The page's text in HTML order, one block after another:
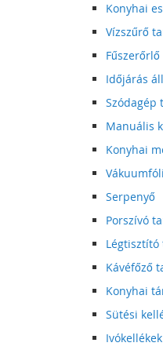
Konyhai
Vízszűrő
Fűszerőrlő
Időjárás
Szódagép
Manuális
Konyhai
Serpenyő
Porszívó
Légtisztító
Kávéfőző
Konyhai
Sütési
Ivókellékek